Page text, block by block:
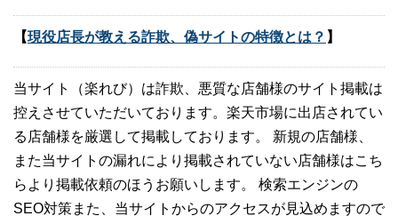
【現役店長が教える詐欺、偽サイトの特徴とは？ 】
当サイト（楽れび）は詐欺、悪質な店舗様のサイト掲載は
控えさせていただいております。楽天市場に出店されてい
る店舗様を厳選して掲載しております。 新規の店舗様、
また当サイトの漏れにより掲載されていない店舗様はこち
らより掲載依頼のほうお願いします。 検索エンジンの
SEO対策また、当サイトからのアクセスが見込めますので